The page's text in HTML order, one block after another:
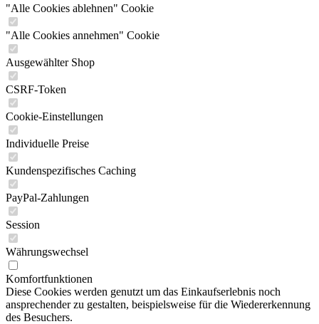
"Alle Cookies ablehnen" Cookie
"Alle Cookies annehmen" Cookie
Ausgewählter Shop
CSRF-Token
Cookie-Einstellungen
Individuelle Preise
Kundenspezifisches Caching
PayPal-Zahlungen
Session
Währungswechsel
Komfortfunktionen
Diese Cookies werden genutzt um das Einkaufserlebnis noch
ansprechender zu gestalten, beispielsweise für die Wiedererkennung
des Besuchers.